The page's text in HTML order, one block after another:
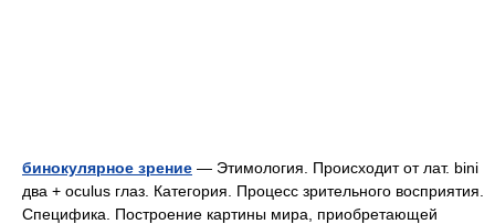
бинокулярное зрение — Этимология. Происходит от лат. bini
два + oculus глаз. Категория. Процесс зрительного восприятия.
Специфика. Построение картины мира, приобретающей